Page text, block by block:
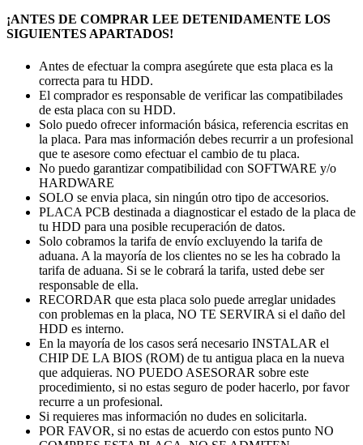
¡ANTES DE COMPRAR LEE DETENIDAMENTE LOS
SIGUIENTES APARTADOS!
Antes de efectuar la compra asegúrete que esta placa es la
correcta para tu HDD.
El comprador es responsable de verificar las compatibilades
de esta placa con su HDD.
Solo puedo ofrecer información básica, referencia escritas en
la placa. Para mas información debes recurrir a un profesional
que te asesore como efectuar el cambio de tu placa.
No puedo garantizar compatibilidad con SOFTWARE y/o
HARDWARE
SOLO se envia placa, sin ningún otro tipo de accesorios.
PLACA PCB destinada a diagnosticar el estado de la placa de
tu HDD para una posible recuperación de datos.
Solo cobramos la tarifa de envío excluyendo la tarifa de
aduana. A la mayoría de los clientes no se les ha cobrado la
tarifa de aduana. Si se le cobrará la tarifa, usted debe ser
responsable de ella.
RECORDAR que esta placa solo puede arreglar unidades
con problemas en la placa, NO TE SERVIRA si el daño del
HDD es interno.
En la mayoría de los casos será necesario INSTALAR el
CHIP DE LA BIOS (ROM) de tu antigua placa en la nueva
que adquieras. NO PUEDO ASESORAR sobre este
procedimiento, si no estas seguro de poder hacerlo, por favor
recurre a un profesional.
Si requieres mas información no dudes en solicitarla.
POR FAVOR, si no estas de acuerdo con estos punto NO